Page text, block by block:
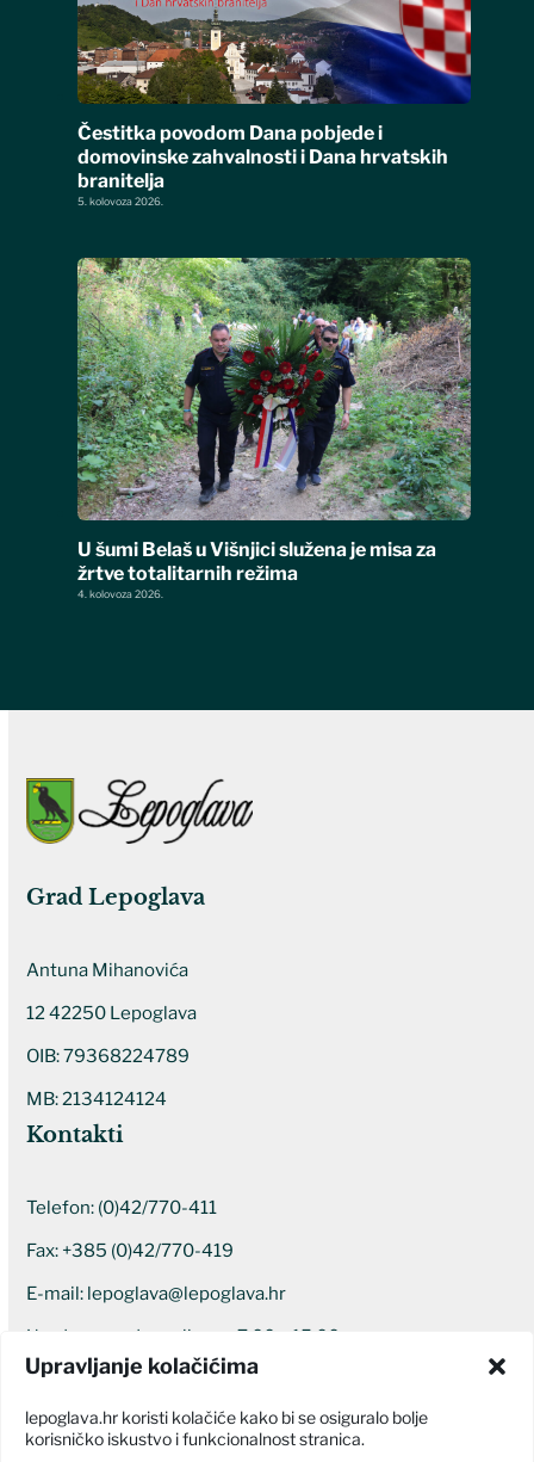
Upravljanje kolačićima
lepoglava.hr koristi kolačiće kako bi se osiguralo bolje
korisničko iskustvo i funkcionalnost stranica.
Čestitka povodom Dana pobjede i
domovinske zahvalnosti i Dana hrvatskih
branitelja
5. kolovoza 2026.
U šumi Belaš u Višnjici služena je misa za
žrtve totalitarnih režima
4. kolovoza 2026.
Grad Lepoglava
Antuna Mihanovića
12 42250 Lepoglava
OIB: 79368224789
MB: 2134124124
Kontakti
Telefon: (0)42/770-411
Fax: +385 (0)42/770-419
E-mail: lepoglava@lepoglava.hr
Uredovno radno vrijeme: 7:00 – 15:00
Ostali kontakti